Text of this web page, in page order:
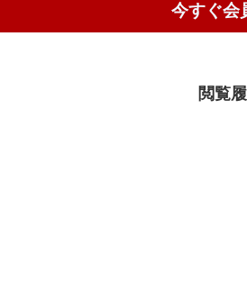
今すぐ会
閲覧